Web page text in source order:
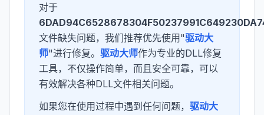
对于
文件缺失问题，我们推荐优先使用"驱动大
师"进行修复。 驱动大师作为专业的DLL修复
工具，不仅操作简单，而且安全可靠，可以
有效解决各种DLL文件相关问题。
如果您在使用过程中遇到任何问题， 驱动大